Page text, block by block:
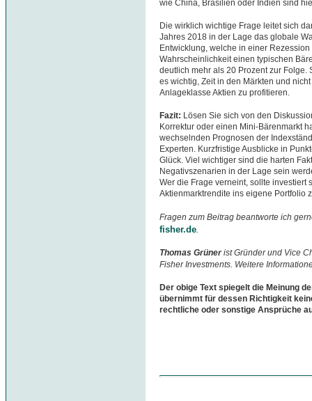
wie China, Brasilien oder Indien sind
Die wirklich wichtige Frage leitet sich
Jahres 2018 in der Lage das globale
Entwicklung, welche in einer
Wahrscheinlichkeit einen typischen
deutlich mehr als 20 Prozent zur Folge.
es wichtig, Zeit in den Märkten und
Anlageklasse Aktien zu profitieren.
Fazit: Lösen Sie sich von den
Korrektur oder einen Mini-Bärenmarkt
wechselnden Prognosen der
Experten. Kurzfristige Ausblicke in
Glück. Viel wichtiger sind die harten
Negativszenarien in der Lage sein
Wer die Frage verneint, sollte investiert
Aktienmarktrendite ins eigene Portfolio
Fragen zum Beitrag beantworte ich
fisher.de
Thomas Grünerist Gründer und Vice
Fisher Investments. Weitere
Der obige Text spiegelt die Meinung
übernimmt für dessen Richtigkeit
rechtliche oder sonstige Ansprüche